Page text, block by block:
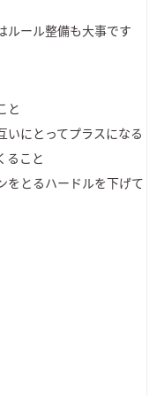
ルール整備も大事です
と
いにとってプラスになる
ること
をとるハードルを下げて